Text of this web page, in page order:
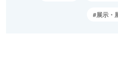
展示・